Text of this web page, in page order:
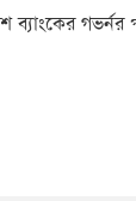
ব্যাংকের গভর্নর